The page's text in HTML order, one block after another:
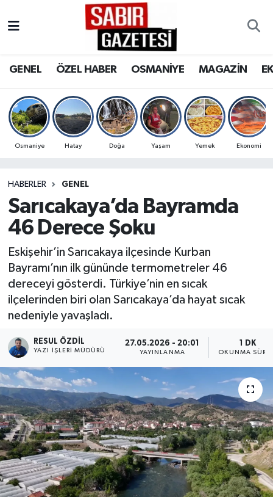
GENEL ÖZEL HABER OSMANİYE MAGAZİN
Osmaniye Hatay Doğa Yaşam Yemek Ekonomi
HABERLER GENEL
Sarıcakaya’da Bayramda
46 Derece Şoku
Eskişehir’in Sarıcakaya ilçesinde Kurban
Bayramı’nın ilk gününde termometreler 46
dereceyi gösterdi. Türkiye’nin en sıcak
ilçelerinden biri olan Sarıcakaya’da hayat sıcak
nedeniyle yavaşladı.
RESUL ÖZDIL
YAZI İŞLERI MÜDÜRÜ
27.05.2026 - 20:01
YAYINLANMA
1 DK
OKUNMA
OSMANİYE
MAGAZİN
SPOR
RESMİ İLANLAR
Osmaniye Nöbetçi Eczaneler
Osmaniye Trafik Yoğunluk Haritası
Süper Lig Puan Durumu ve Fikstür
Son Dakika Haberleri
Haber Arşivi